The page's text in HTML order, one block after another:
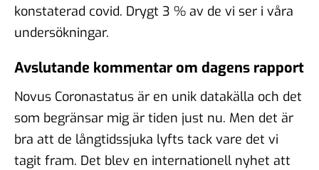
konstaterad covid. Drygt 3 % av de vi ser i våra
undersökningar.
Avslutande kommentar om dagens rapport
Novus Coronastatus är en unik datakälla och det
som begränsar mig är tiden just nu. Men det är
bra att de långtidssjuka lyfts tack vare det vi
tagit fram. Det blev en internationell nyhet att